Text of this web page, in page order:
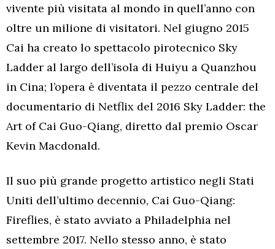
vivente più visitata al mondo in quell’anno con
oltre un milione di visitatori. Nel giugno 2015
Cai ha creato lo spettacolo pirotecnico Sky
Ladder al largo dell’isola di Huiyu a Quanzhou
in Cina; l’opera è diventata il pezzo centrale del
documentario di Netflix del 2016 Sky Ladder: the
Art of Cai Guo-Qiang, diretto dal premio Oscar
Kevin Macdonald.
Il suo più grande progetto artistico negli Stati
Uniti dell’ultimo decennio, Cai Guo-Qiang:
Fireflies, è stato avviato a Philadelphia nel
settembre 2017. Nello stesso anno, è stato